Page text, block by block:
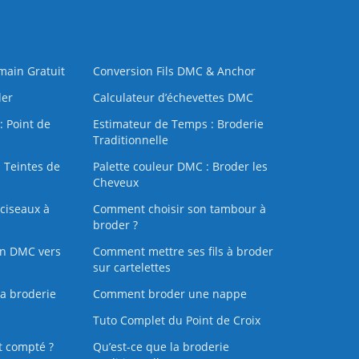
Gratuit
Conversion Fils DMC & Anchor
Calculateur d’échevettes DMC
Point de
Estimateur de Temps : Broderie
Traditionnelle
Teintes de
Palette couleur DMC : Broder les
Cheveux
à
Comment choisir son tambour à
broder ?
DMC vers
Comment mettre ses fils à broder
sur cartelettes
broderie
Comment broder une nappe
Tuto Complet du Point de Croix
compté ?
Qu’est-ce que la broderie